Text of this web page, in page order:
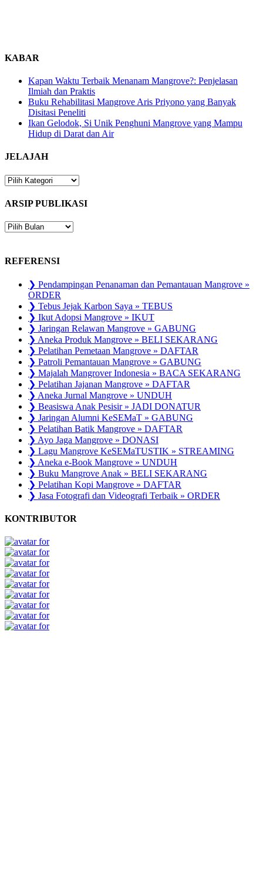
KABAR
Kapan Waktu Terbaik Menanam Mangrove?: Penjelasan
Ilmiah dan Praktis
Buku Rehabilitasi Mangrove Aris Priyono yang Banyak
Disitasi Peneliti
Ikan Gelodok, Si Unik Penghuni Mangrove yang Mampu
Hidup di Darat dan Air
JELAJAH
JELAJAH
ARSIP PUBLIKASI
ARSIP
REFERENSI
❯ Pendampingan Penanaman dan Pemantauan Mangrove »
ORDER
❯ Tebus Jejak Karbon Saya » TEBUS
❯ Ikut Adopsi Mangrove » IKUT
❯ Jaringan Relawan Mangrove » GABUNG
❯ Aneka Produk Mangrove » BELI SEKARANG
❯ Pelatihan Pemetaan Mangrove » DAFTAR
❯ Patroli Pemantauan Mangrove » GABUNG
❯ Majalah Mangrover Indonesia » BACA SEKARANG
❯ Pelatihan Jajanan Mangrove » DAFTAR
❯ Aneka Jurnal Mangrove » UNDUH
❯ Beasiswa Anak Pesisir » JADI DONATUR
❯ Jaringan Alumni KeSEMaT » GABUNG
❯ Pelatihan Batik Mangrove » DAFTAR
❯ Ayo Jaga Mangrove » DONASI
❯ Lagu Mangrove KeSEMaTUSTIK » STREAMING
❯ Aneka e-Book Mangrove » UNDUH
❯ Buku Mangrove Anak » BELI SEKARANG
❯ Pelatihan Kopi Mangrove » DAFTAR
❯ Jasa Fotografi dan Videografi Terbaik » ORDER
KONTRIBUTOR